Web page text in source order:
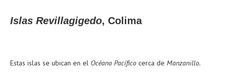
Islas Revillagigedo, Colima
Estas islas se ubican en el Océano Pacífico cerca de Manzanillo.